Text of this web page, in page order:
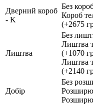
Дверний короб
- K
Без
Короб
(+2675
Лиштва
Без
Лиштва
(+1070
Лиштва
(+2140
Добір
Без